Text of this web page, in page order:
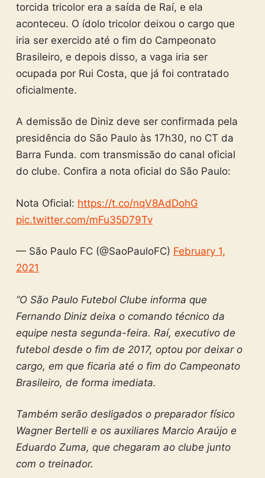
torcida tricolor era a saída de Raí, e ela
aconteceu. O ídolo tricolor deixou o cargo que
iria ser exercido até o fim do Campeonato
Brasileiro, e depois disso, a vaga iria ser
ocupada por Rui Costa, que já foi contratado
oficialmente.
A demissão de Diniz deve ser confirmada pela
presidência do São Paulo às 17h30, no CT da
Barra Funda. com transmissão do canal oficial
do clube. Confira a nota oficial do São Paulo:
Nota Oficial: https://t.co/nqV8AdDohG
pic.twitter.com/mFu35D79Tv
— São Paulo FC (@SaoPauloFC) February 1,
2021
“O São Paulo Futebol Clube informa que
Fernando Diniz deixa o comando técnico da
equipe nesta segunda-feira. Raí, executivo de
futebol desde o fim de 2017, optou por deixar o
cargo, em que ficaria até o fim do Campeonato
Brasileiro, de forma imediata.
Também serão desligados o preparador físico
Wagner Bertelli e os auxiliares Marcio Araújo e
Eduardo Zuma, que chegaram ao clube junto
com o treinador.